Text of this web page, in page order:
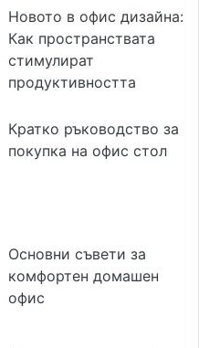
Новото в офис дизайна:
Как пространствата
стимулират
продуктивността
Кратко ръководство за
покупка на офис стол
Основни съвети за
комфортен домашен
офис